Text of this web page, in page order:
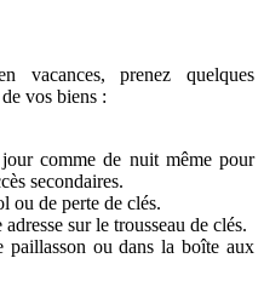
vacances, prenez quelques
vos biens :
comme de nuit même pour
secondaires.
ou de perte de clés.
sur le trousseau de clés.
paillasson ou dans la boîte aux